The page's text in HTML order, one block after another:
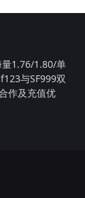
量1.76/1.80/单
与SF999双
作及充值优